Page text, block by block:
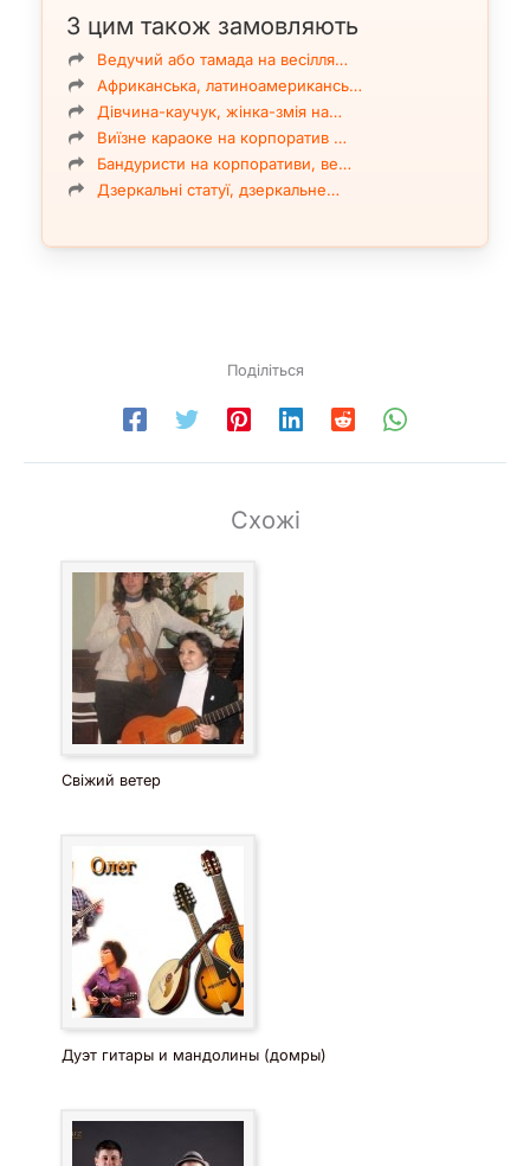
З цим також замовляють
Ведучий або тамада на весілля…
Африканська, латиноамерикансь…
Дівчина-каучук, жінка-змія на…
Виїзне караоке на корпоратив …
Бандуристи на корпоративи, ве…
Дзеркальні статуї, дзеркальне…
Поділіться
Схожі
Свіжий ветер
Дуэт гитары и мандолины (домры)